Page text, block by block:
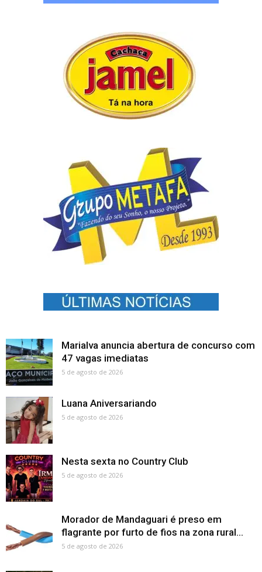
Marialva anuncia abertura de concurso com
47 vagas imediatas
5 de agosto de 2026
Luana Aniversariando
5 de agosto de 2026
Nesta sexta no Country Club
5 de agosto de 2026
Morador de Mandaguari é preso em
flagrante por furto de fios na zona rural...
5 de agosto de 2026